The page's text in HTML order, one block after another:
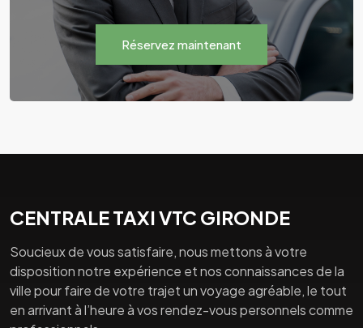
Réservez maintenant
CENTRALE TAXI VTC GIRONDE
Soucieux de vous satisfaire, nous mettons à votre
disposition notre expérience et nos connaissances de la
ville pour faire de votre trajet un voyage agréable, le tout
en arrivant à l’heure à vos rendez-vous personnels comme